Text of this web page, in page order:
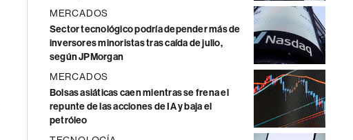
MERCADOS
Sector tecnológico podría depender más de
inversores minoristas tras caída de julio,
según JPMorgan
MERCADOS
Bolsas asiáticas caen mientras se frena el
repunte de las acciones de IA y baja el
petróleo